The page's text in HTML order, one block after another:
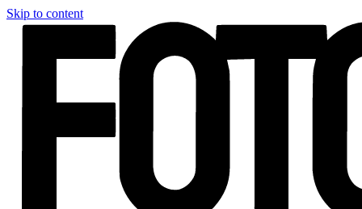
Skip to content